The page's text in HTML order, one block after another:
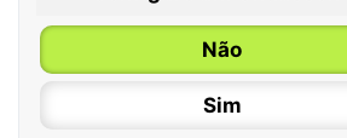
0 / 6 meses
6 / 12 meses
12 / 18 meses
Não
Sim